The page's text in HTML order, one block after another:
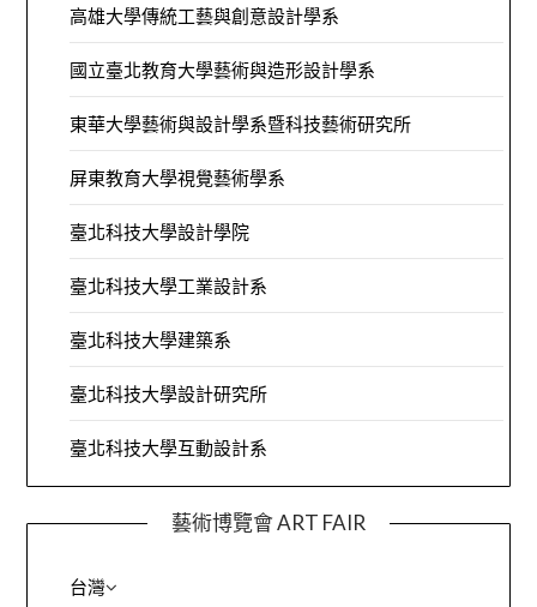
高雄大學傳統工藝與創意設計學系
國立臺北教育大學藝術與造形設計學系
東華大學藝術與設計學系暨科技藝術研究所
屏東教育大學視覺藝術學系
臺北科技大學設計學院
臺北科技大學工業設計系
臺北科技大學建築系
臺北科技大學設計研究所
臺北科技大學互動設計系
藝術博覽會 ART FAIR
台灣